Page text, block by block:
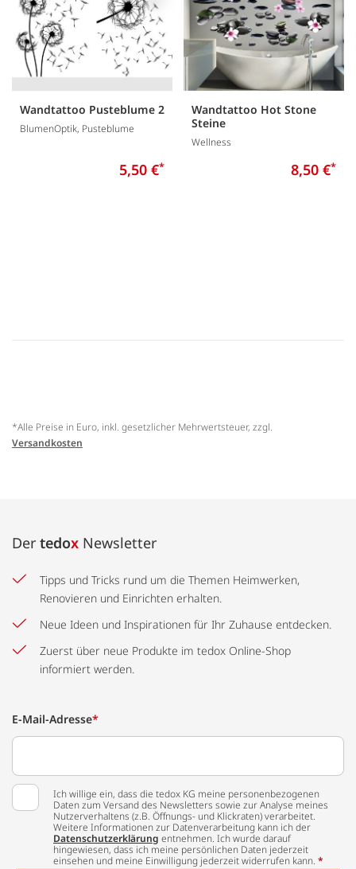
Wandtattoo Pusteblume 2
BlumenOptik, Pusteblume
5,50 €*
Wandtattoo Hot Stone
Steine
Wellness
8,50 €*
*Alle Preise in Euro, inkl. gesetzlicher Mehrwertsteuer, zzgl.
Versandkosten
Der tedox Newsletter
Tipps und Tricks rund um die Themen Heimwerken,
Renovieren und Einrichten erhalten.
Neue Ideen und Inspirationen für Ihr Zuhause entdecken.
Zuerst über neue Produkte im tedox Online-Shop
informiert werden.
E-Mail-Adresse*
Ich willige ein, dass die tedox KG meine personenbezogenen
Daten zum Versand des Newsletters sowie zur Analyse meines
Nutzerverhaltens (z.B. Öffnungs- und Klickraten) verarbeitet.
Weitere Informationen zur Datenverarbeitung kann ich der
Datenschutzerklärung entnehmen. Ich wurde darauf
hingewiesen, dass ich meine persönlichen Daten jederzeit
einsehen und meine Einwilligung jederzeit widerrufen kann. *